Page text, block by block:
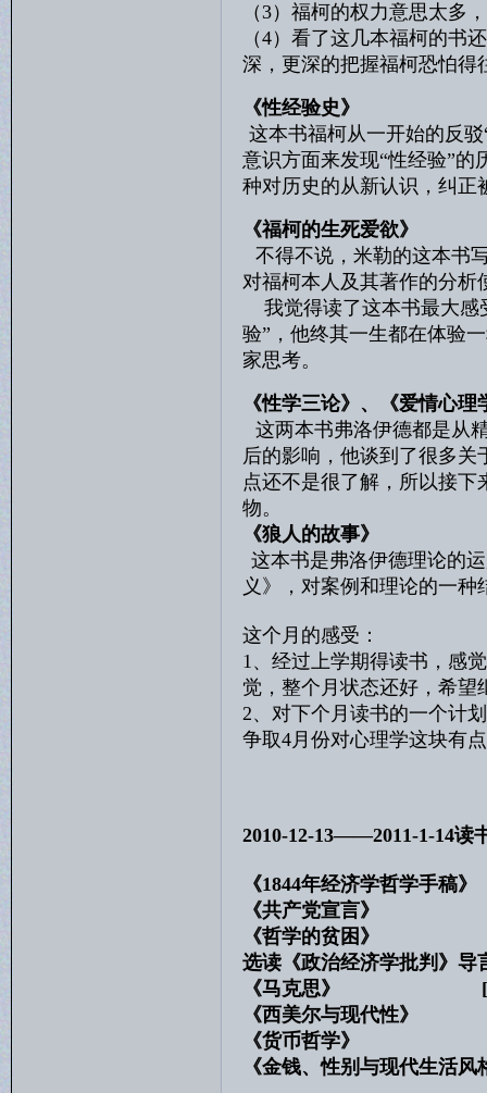
（3）福柯的权力意思太多
（4）看了这几本福柯的书
深，更深的把握福柯恐怕得
《性经验史》
这本书福柯从一开始的反
意识方面来发现“性经验”
种对历史的从新认识，纠正
《福柯的生死爱欲》
不得不说，米勒的这本书
对福柯本人及其著作的分析
我觉得读了这本书最大感
验”，他终其一生都在体验
家思考。
《性学三论》、《爱情心理
这两本书弗洛伊德都是从
后的影响，他谈到了很多关
点还不是很了解，所以接
物。
《狼人的故事》
这本书是弗洛伊德理论的
义》，对案例和理论的一
这个月的感受：
1、经过上学期得读书，感
觉，整个月状态还好，希望
2、对下个月读书的一个计
争取4月份对心理学这块有
2010-12-13——2011-1-14读
《1844年经济学哲
《共产党宣言》
《哲学的贫困
选读《政治经济学批判》导
《马克思》 [美]温
《西美尔与现代性
《货币哲学》
《金钱、性别与现代